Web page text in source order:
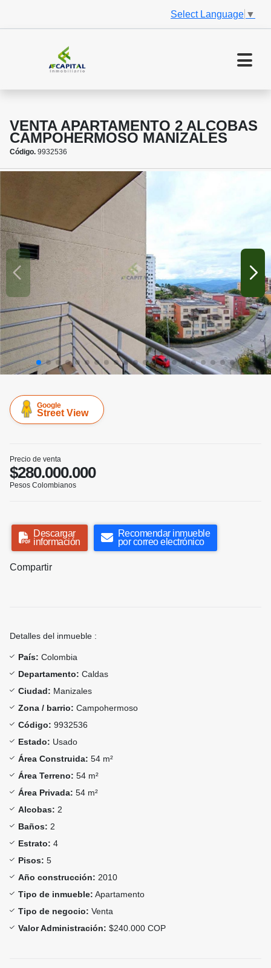
Select Language ▼
VENTA APARTAMENTO 2 ALCOBAS
CAMPOHERMOSO MANIZALES
Código. 9932536
Google
Street View
Precio de venta
$280.000.000
Pesos Colombianos
Descargar
información
Recomendar inmueble
por correo electrónico
Compartir
Detalles del inmueble :
País: Colombia
Departamento: Caldas
Ciudad: Manizales
Zona / barrio: Campohermoso
Código: 9932536
Estado: Usado
Área Construida: 54 m²
Área Terreno: 54 m²
Área Privada: 54 m²
Alcobas: 2
Baños: 2
Estrato: 4
Pisos: 5
Año construcción: 2010
Tipo de inmueble: Apartamento
Tipo de negocio: Venta
Valor Administración: $240.000 COP